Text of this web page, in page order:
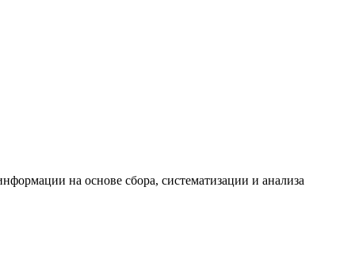
на основе сбора, систематизации и анализа